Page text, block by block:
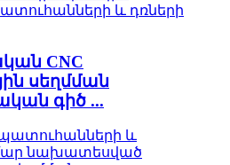
CNC
սեղմման
գիծ ...